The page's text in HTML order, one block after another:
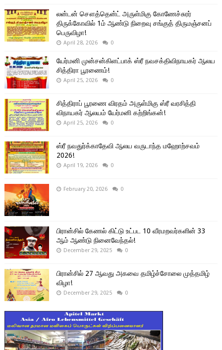
லன்டன் சௌத்தென்ட் அருள்மிகு கோணேச்சுரர்
திருக்கோவில் 1ம் ஆண்டு நிறைவு சங்குத் திருமஞ்சனப்
பெருவிழா!
April 28, 2026 0
யேர்மனி முன்சன்கிளட்பாக் ஸ்ரீ நவசக்திவிநாயகர் ஆலய
சித்திரா பூரணைம்!
April 25, 2026 0
சித்திராப் பூரணை விரதம் அருள்மிகு ஸ்ரீ வரசித்தி
விநாயகர் ஆலயம் யேர்மனி கற்றிங்கன்!
April 25, 2026 0
ஸ்ரீ நவதுர்க்காதேவி ஆலய வருடாந்த மஹோற்சவம்
2026!
April 19, 2026 0
February 20, 2026 0
பிரான்சில் கேணல் கிட்டு உட்பட 10 வீரமறவர்களின் 33
ஆம் ஆண்டு நினைவேந்தல்!
December 29, 2025 0
பிரான்சில் 27 ஆவது அகவை தமிழ்ச்சோலை முத்தமிழ்
விழா!
December 29, 2025 0